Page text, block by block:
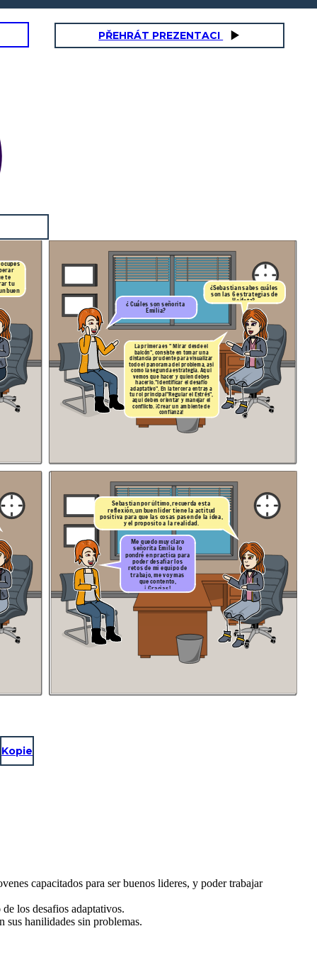
PŘEHRÁT PREZENTACI
¿ Cuáles son señorita
Emilia?
Sebastian por último, recuerda esta
reflexión, un buen lider tiene la actitud
positiva para que las cosas pasen de la idea,
y el proposito a la realidad.
Me quedo muy claro
señorita Emilia lo
pondré en practica para
poder desafiar los
retos de mi equipo de
trabajo, me voy mas
que contento,
¡ Gracias!
te
tu
buen ¿Sebastian sabes cuáles
son las 6 estrategias de
Heifetz?
La primera es" Mirar desde el
balcón",consiste en tomar una
distancia prudente para visualizar
todo el panorama del problema, asi
comola segunda estrategia. Aqui
vemos que hacer y quien debes
hacerlo."Identificar el desafío
adaptativo". En la terceraentras a
tu rol principal"Regular elEstrés",
aqui debes orientar y manejar el
conflicto. ¡Crear un ambiente de
confianza!
Kopie
capacitados para ser buenos lideres, y poder trabajar
los desafios adaptativos.
sus hanilidades sin problemas.